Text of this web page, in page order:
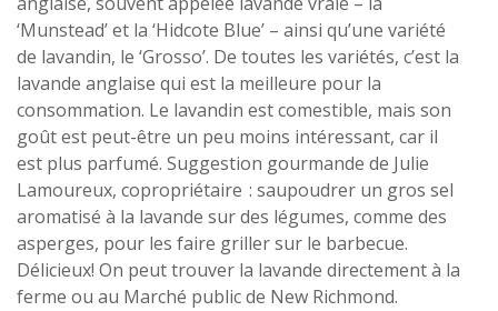
‘Munstead’ et la ‘Hidcote Blue’ – ainsi qu’une variété
de lavandin, le ‘Grosso’. De toutes les variétés, c’est la
lavande anglaise qui est la meilleure pour la
consommation. Le lavandin est comestible, mais son
goût est peut-être un peu moins intéressant, car il
est plus parfumé. Suggestion gourmande de Julie
Lamoureux, copropriétaire : saupoudrer un gros sel
aromatisé à la lavande sur des légumes, comme des
asperges, pour les faire griller sur le barbecue.
Délicieux! On peut trouver la lavande directement à la
ferme ou au Marché public de New Richmond.